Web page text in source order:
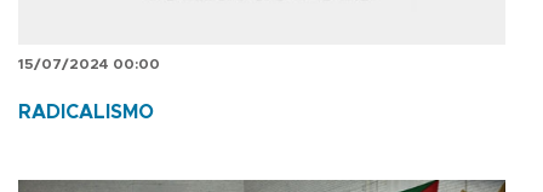
15/07/2024 00:00
RADICALISMO